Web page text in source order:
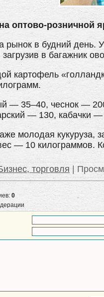
оптово-розничной
рынок в будний день.
в багажник
картофель
— 35–40, чеснок —
— 130, кабачки —
молодая кукуруза,
— 10 килограммов.
торговля
0